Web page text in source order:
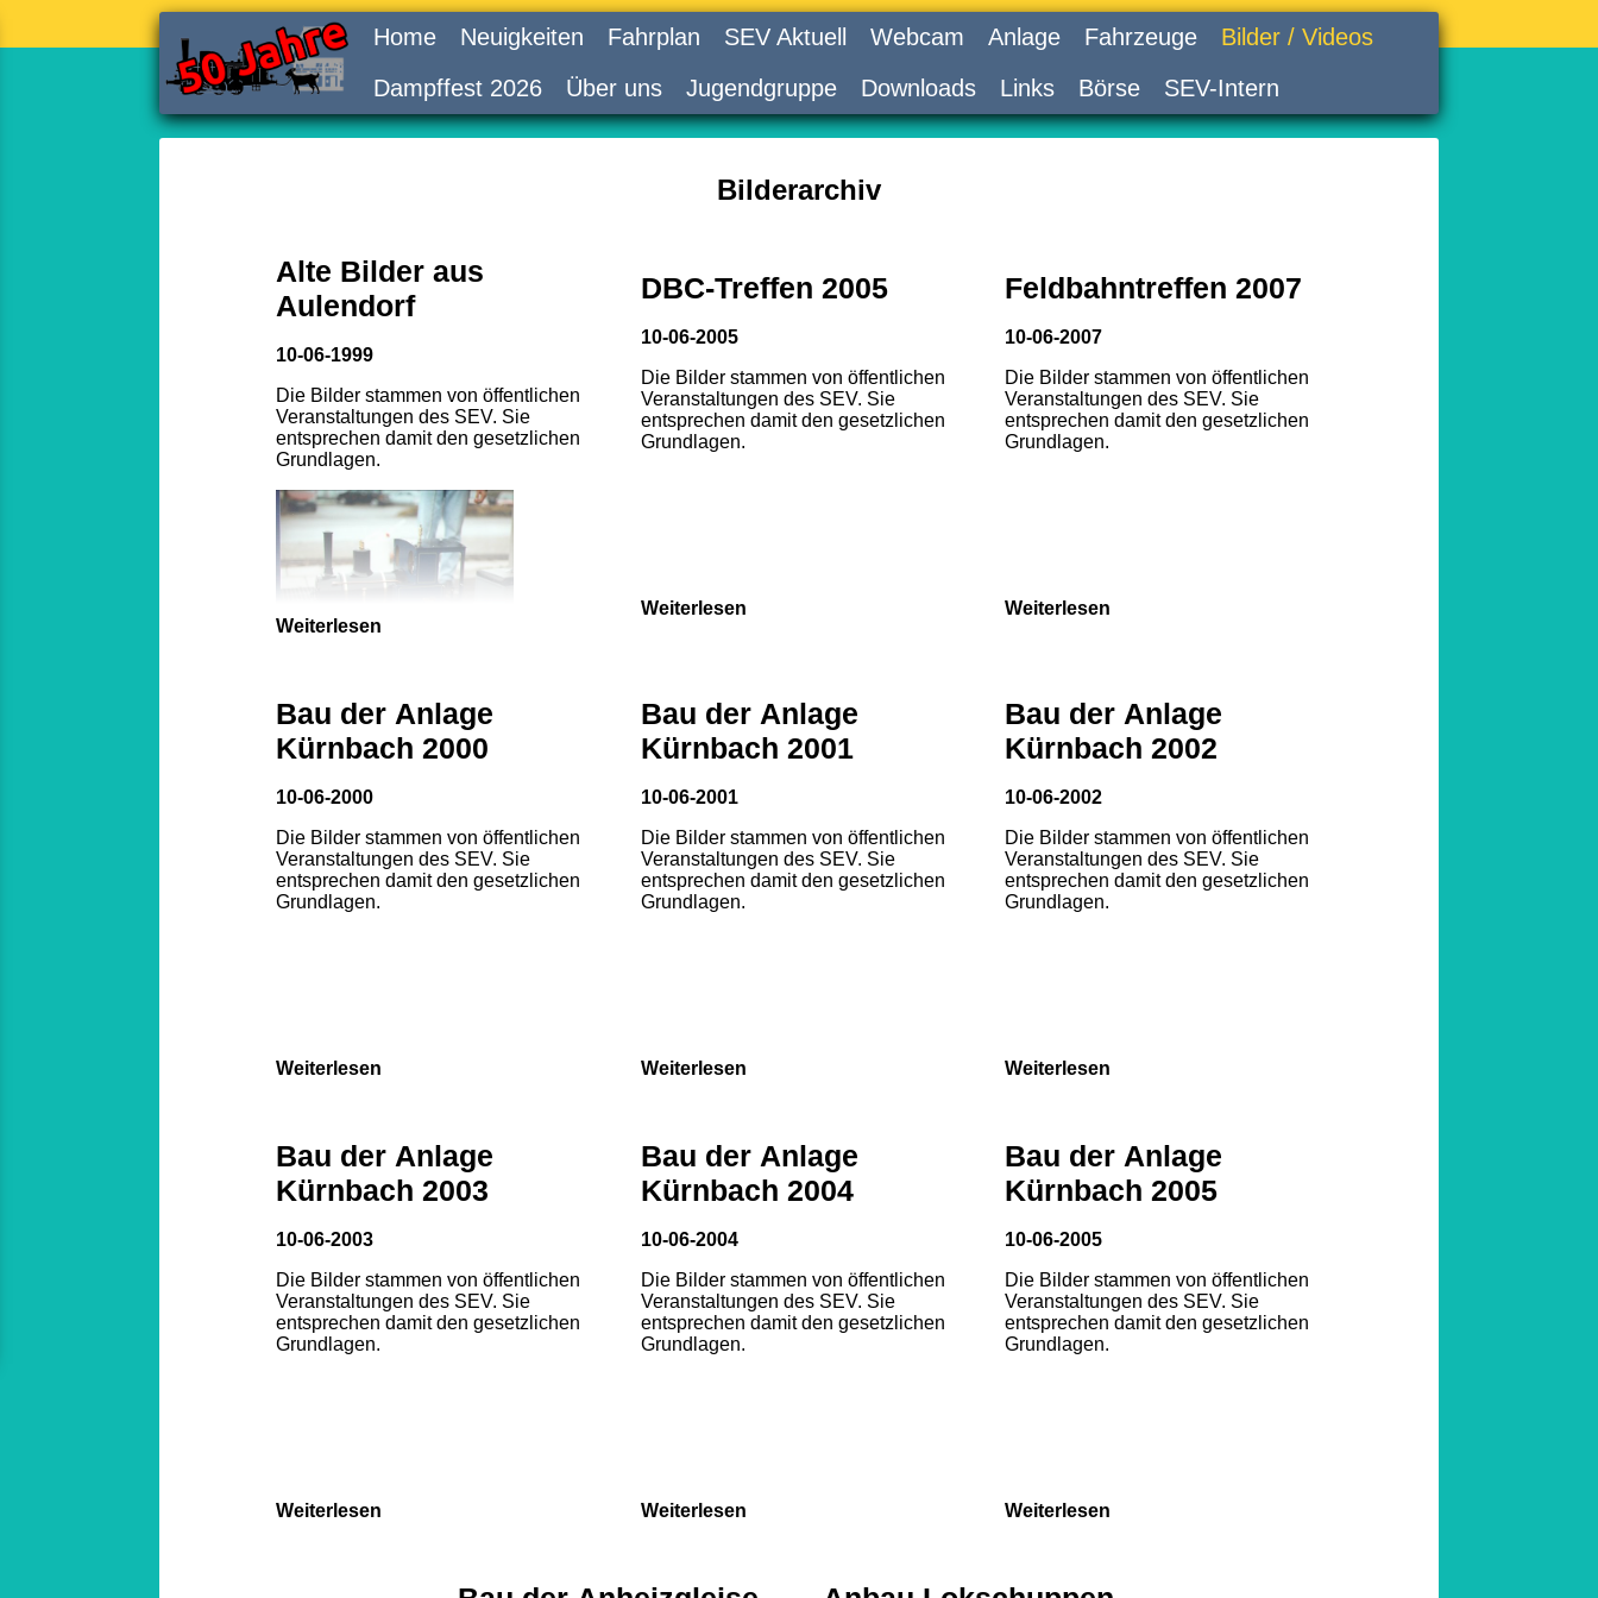
Home Neuigkeiten Fahrplan SEV Aktuell Webcam Anlage Fahrzeuge
Bilder / Videos
Dampffest 2026
Über uns Jugendgruppe Downloads Links Börse SEV-Intern
Bilderarchiv
Alte Bilder aus
Aulendorf
10-06-1999
Die Bilder stammen von öffentlichen
Veranstaltungen des SEV. Sie
entsprechen damit den gesetzlichen
Grundlagen.
Weiterlesen
DBC-Treffen 2005
10-06-2005
Die Bilder stammen von öffentlichen
Veranstaltungen des SEV. Sie
entsprechen damit den gesetzlichen
Grundlagen.
Weiterlesen
Feldbahntreffen 2007
10-06-2007
Die Bilder stammen von öffentlichen
Veranstaltungen des SEV. Sie
entsprechen damit den gesetzlichen
Grundlagen.
Weiterlesen
Bau der Anlage
Kürnbach 2000
10-06-2000
Die Bilder stammen von öffentlichen
Veranstaltungen des SEV. Sie
entsprechen damit den gesetzlichen
Grundlagen.
Weiterlesen
Bau der Anlage
Kürnbach 2001
10-06-2001
Die Bilder stammen von öffentlichen
Veranstaltungen des SEV. Sie
entsprechen damit den gesetzlichen
Grundlagen.
Weiterlesen
Bau der Anlage
Kürnbach 2002
10-06-2002
Die Bilder stammen von öffentlichen
Veranstaltungen des SEV. Sie
entsprechen damit den gesetzlichen
Grundlagen.
Weiterlesen
Bau der Anlage
Kürnbach 2003
10-06-2003
Die Bilder stammen von öffentlichen
Veranstaltungen des SEV. Sie
entsprechen damit den gesetzlichen
Grundlagen.
Weiterlesen
Bau der Anlage
Kürnbach 2004
10-06-2004
Die Bilder stammen von öffentlichen
Veranstaltungen des SEV. Sie
entsprechen damit den gesetzlichen
Grundlagen.
Weiterlesen
Bau der Anlage
Kürnbach 2005
10-06-2005
Die Bilder stammen von öffentlichen
Veranstaltungen des SEV. Sie
entsprechen damit den gesetzlichen
Grundlagen.
Weiterlesen